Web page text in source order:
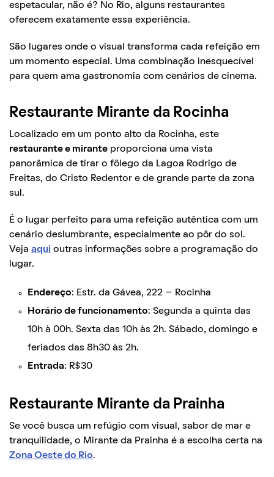
espetacular, não é? No Rio, alguns restaurantes
oferecem exatamente essa experiência.
São lugares onde o visual transforma cada refeição em
um momento especial. Uma combinação inesquecível
para quem ama gastronomia com cenários de cinema.
Restaurante Mirante da Rocinha
Localizado em um ponto alto da Rocinha, este
restaurante e mirante proporciona uma vista
panorâmica de tirar o fôlego da Lagoa Rodrigo de
Freitas, do Cristo Redentor e de grande parte da zona
sul.
É o lugar perfeito para uma refeição autêntica com um
cenário deslumbrante, especialmente ao pôr do sol.
Veja aqui outras informações sobre a programação do
lugar.
Endereço: Estr. da Gávea, 222 – Rocinha
Horário de funcionamento: Segunda a quinta das
10h à 00h. Sexta das 10h às 2h. Sábado, domingo e
feriados das 8h30 às 2h.
Entrada: R$30
Restaurante Mirante da Prainha
Se você busca um refúgio com visual, sabor de mar e
tranquilidade, o Mirante da Prainha é a escolha certa na
Zona Oeste do Rio.